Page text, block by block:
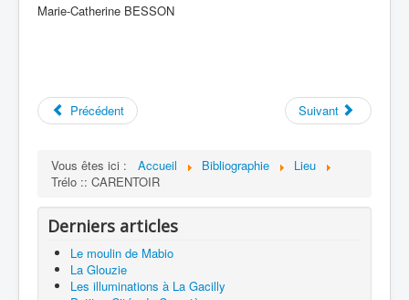
Marie-Catherine BESSON
Précédent Suivant
Vous êtes ici : Accueil Bibliographie
Lieu
Trélo :: CARENTOIR
Derniers articles
Le moulin de Mabio
La Glouzie
Les illuminations à La Gacilly